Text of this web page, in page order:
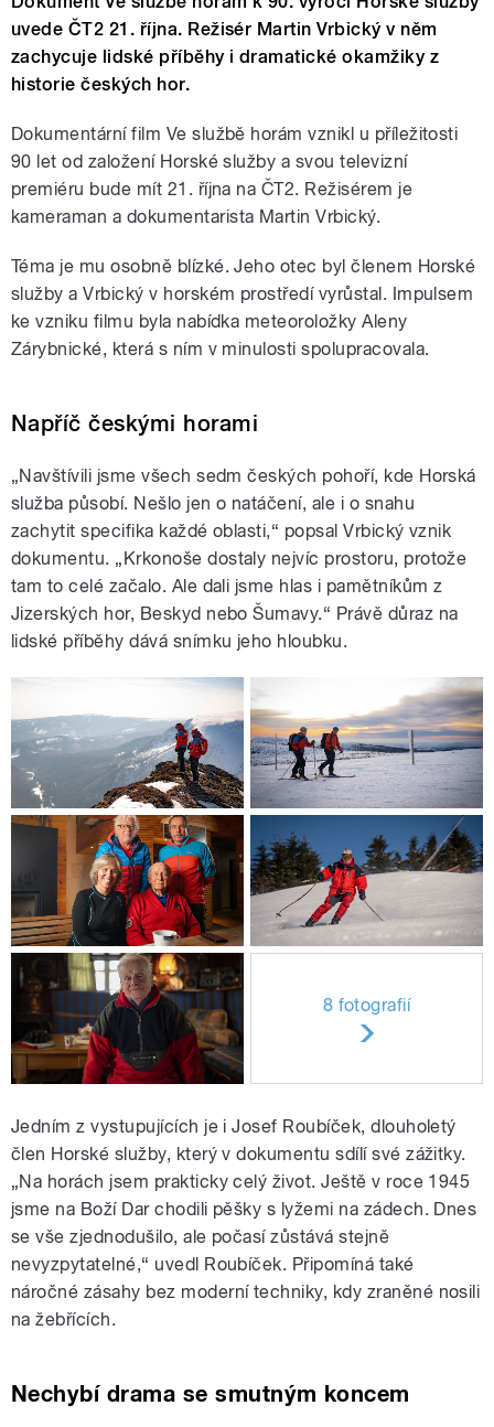
uvede ČT2 21. října. Režisér Martin Vrbický v něm
zachycuje lidské příběhy i dramatické okamžiky z
historie českých hor.
Dokumentární film Ve službě horám vznikl u příležitosti
90 let od založení Horské služby a svou televizní
premiéru bude mít 21. října na ČT2. Režisérem je
kameraman a dokumentarista Martin Vrbický.
Téma je mu osobně blízké. Jeho otec byl členem Horské
služby a Vrbický v horském prostředí vyrůstal. Impulsem
ke vzniku filmu byla nabídka meteoroložky Aleny
Zárybnické, která s ním v minulosti spolupracovala.
Napříč českými horami
„Navštívili jsme všech sedm českých pohoří, kde Horská
služba působí. Nešlo jen o natáčení, ale i o snahu
zachytit specifika každé oblasti,“ popsal Vrbický vznik
dokumentu. „Krkonoše dostaly nejvíc prostoru, protože
tam to celé začalo. Ale dali jsme hlas i pamětníkům z
Jizerských hor, Beskyd nebo Šumavy.“ Právě důraz na
lidské příběhy dává snímku jeho hloubku.
8 fotografií
Jedním z vystupujících je i Josef Roubíček, dlouholetý
člen Horské služby, který v dokumentu sdílí své zážitky.
„Na horách jsem prakticky celý život. Ještě v roce 1945
jsme na Boží Dar chodili pěšky s lyžemi na zádech. Dnes
se vše zjednodušilo, ale počasí zůstává stejně
nevyzpytatelné,“ uvedl Roubíček. Připomíná také
náročné zásahy bez moderní techniky, kdy zraněné nosili
na žebřících.
Nechybí drama se smutným koncem